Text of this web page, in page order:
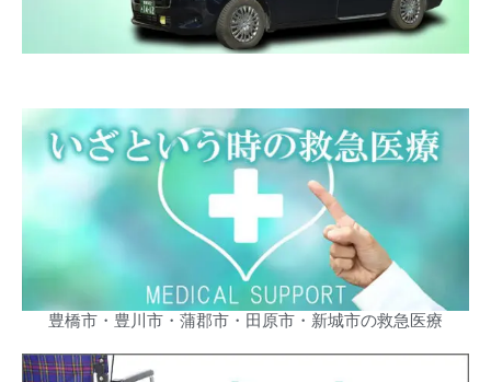
豊橋市・豊川市・蒲郡市・田原市・新城市の救急医療